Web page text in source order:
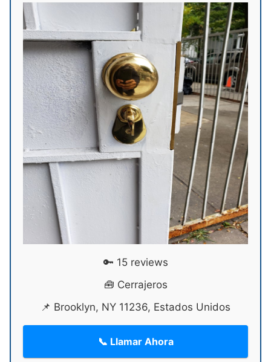
🔑 15 reviews
🧰 Cerrajeros
📌 Brooklyn, NY 11236, Estados Unidos
📞 Llamar Ahora